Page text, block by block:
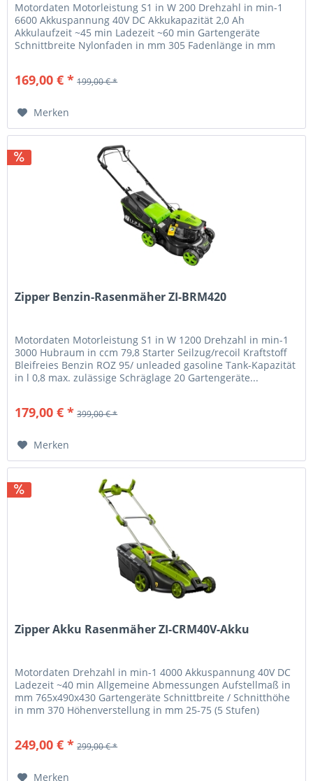
Motordaten Motorleistung S1 in W 200 Drehzahl in min-1
6600 Akkuspannung 40V DC Akkukapazität 2,0 Ah
Akkulaufzeit ~45 min Ladezeit ~60 min Gartengeräte
Schnittbreite Nylonfaden in mm 305 Fadenlänge in mm
169,00 € * 199,00 € *
Merken
Zipper Benzin-Rasenmäher ZI-BRM420
Motordaten Motorleistung S1 in W 1200 Drehzahl in min-1
3000 Hubraum in ccm 79,8 Starter Seilzug/recoil Kraftstoff
Bleifreies Benzin ROZ 95/ unleaded gasoline Tank-Kapazität
in l 0,8 max. zulässige Schräglage 20 Gartengeräte...
179,00 € * 399,00 € *
Merken
Zipper Akku Rasenmäher ZI-CRM40V-Akku
Motordaten Drehzahl in min-1 4000 Akkuspannung 40V DC
Ladezeit ~40 min Allgemeine Abmessungen Aufstellmaß in
mm 765x490x430 Gartengeräte Schnittbreite / Schnitthöhe
in mm 370 Höhenverstellung in mm 25-75 (5 Stufen)
249,00 € * 299,00 € *
Merken